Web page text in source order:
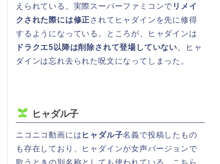
えられている。実際スーパーファミコンで リメイ
クされた際には修正されてヒャダインを先に修得
するようになっている。ところが、ヒャダインは
ドラクエ5以降は削除されて登場していない。ヒャ
ダインは忘れ去られた呪文になってしまった。
ヒャダル子
ニコニコ動画には ヒャダル子名義で投稿したもの
も存在しており、ヒャダインが女声バージョンで